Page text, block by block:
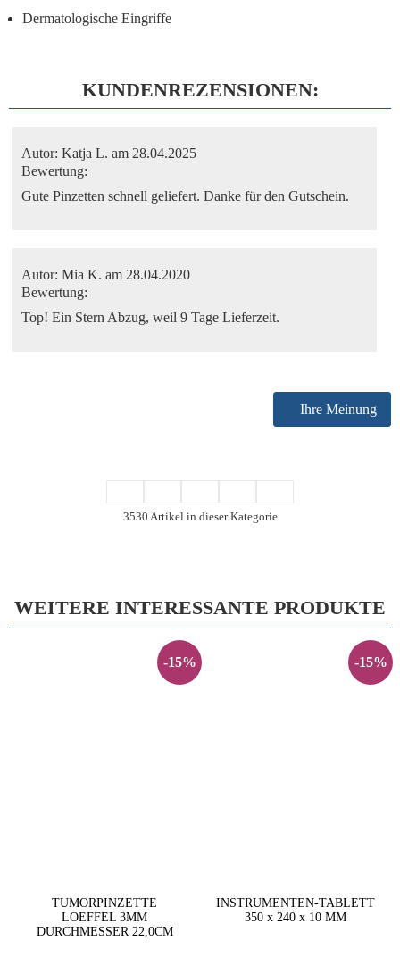
Dermatologische Eingriffe
KUNDENREZENSIONEN:
Autor: Katja L. am 28.04.2025
Bewertung:
Gute Pinzetten schnell geliefert. Danke für den Gutschein.
Autor: Mia K. am 28.04.2020
Bewertung:
Top! Ein Stern Abzug, weil 9 Tage Lieferzeit.
Ihre Meinung
3530 Artikel in dieser Kategorie
WEITERE INTERESSANTE PRODUKTE
-15%
TUMORPINZETTE
LOEFFEL 3MM
DURCHMESSER 22,0CM
-15%
INSTRUMENTEN-TABLETT
350 x 240 x 10 MM